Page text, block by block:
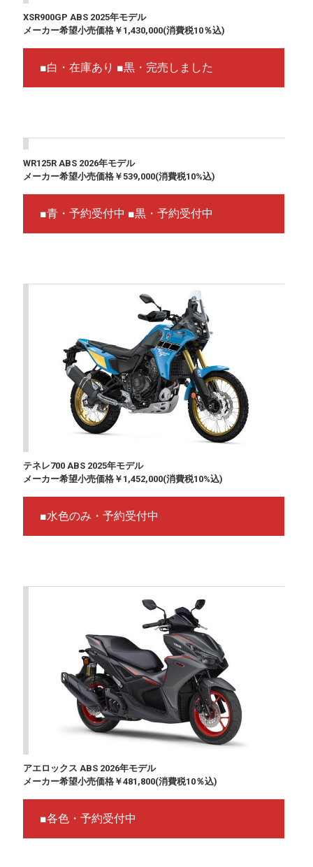
XSR900GP ABS 2025年モデル
メーカー希望小売価格￥1,430,000(消費税10％込)
■白・在庫あり ■黒・完売しました
WR125R ABS 2026年モデル
メーカー希望小売価格￥539,000(消費税10%込)
■青・予約受付中 ■黒・予約受付中
テネレ700 ABS 2025年モデル
メーカー希望小売価格￥1,452,000(消費税10%込)
■水色のみ・予約受付中
アエロックス ABS 2026年モデル
メーカー希望小売価格￥481,800(消費税10％込)
■各色・予約受付中